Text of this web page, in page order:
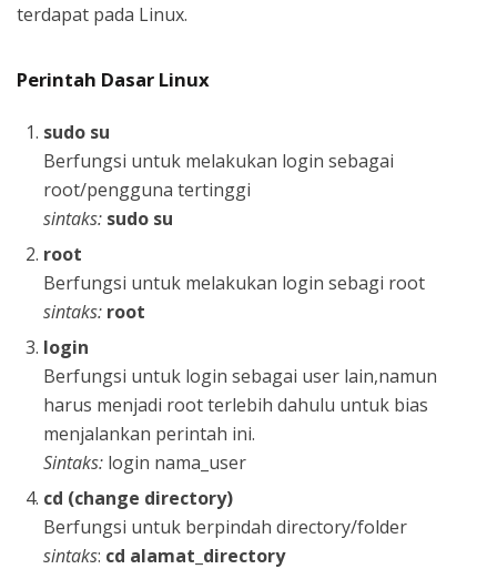
terdapat pada Linux.
Perintah Dasar Linux
sudo su
Berfungsi untuk melakukan login sebagai
root/pengguna tertinggi
sintaks: sudo su
root
Berfungsi untuk melakukan login sebagi root
sintaks: root
login
Berfungsi untuk login sebagai user lain,namun
harus menjadi root terlebih dahulu untuk bias
menjalankan perintah ini.
Sintaks: login nama_user
cd (change directory)
Berfungsi untuk berpindah directory/folder
sintaks: cd alamat_directory